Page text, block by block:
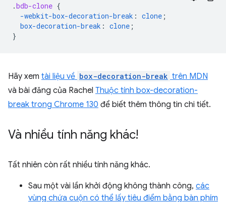
.bdb-clone {
-webkit-box-decoration-break : clone ;
box-decoration-break : clone ;
}
Hãy xem tài liệu về box-decoration-break trên MDN
và bài đăng của Rachel Thuộc tính box-decoration-
break trong Chrome 130 để biết thêm thông tin chi tiết.
Và nhiều tính năng khác!
Tất nhiên còn rất nhiều tính năng khác.
Sau một vài lần khởi động không thành công, các
vùng chứa cuộn có thể lấy tiêu điểm bằng bàn phím